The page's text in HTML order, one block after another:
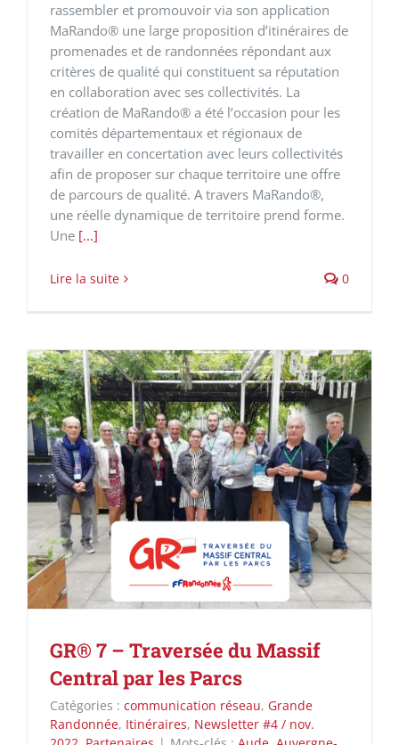
rassembler et promouvoir via son application
MaRando® une large proposition d’itinéraires de
promenades et de randonnées répondant aux
critères de qualité qui constituent sa réputation
en collaboration avec ses collectivités. La
création de MaRando® a été l’occasion pour les
comités départementaux et régionaux de
travailler en concertation avec leurs collectivités
afin de proposer sur chaque territoire une offre
de parcours de qualité. A travers MaRando®,
une réelle dynamique de territoire prend forme.
Une [...]
Lire la suite 0
GR® 7 – Traversée du Massif
Central par les Parcs
Catégories : communication réseau, Grande
Randonnée, Itinéraires, Newsletter #4 / nov.